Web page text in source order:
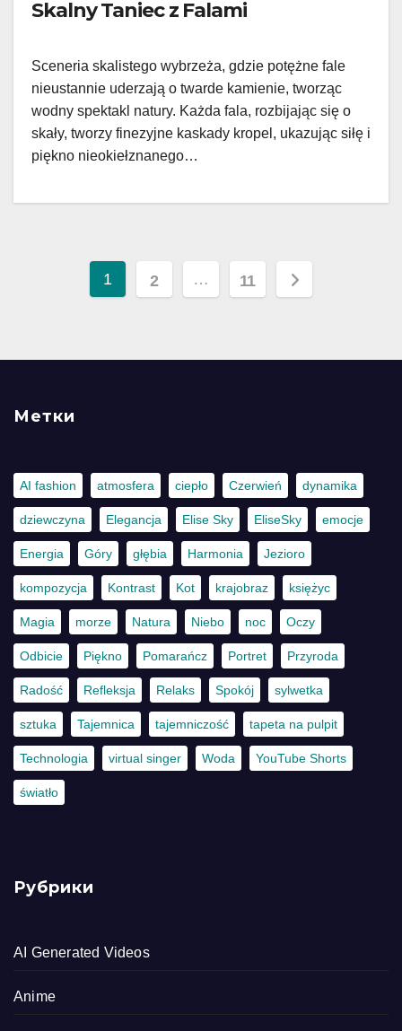
Skalny Taniec z Falami
Sceneria skalistego wybrzeża, gdzie potężne fale
nieustannie uderzają o twarde kamienie, tworząc
wodny spektakl natury. Każda fala, rozbijając się o
skały, tworzy finezyjne kaskady kropel, ukazując siłę i
piękno nieokiełznanego…
Пагинация
1 2 … 11
Метки
AI fashion atmosfera ciepło Czerwień dynamika
dziewczyna Elegancja Elise Sky EliseSky emocje
Energia Góry głębia Harmonia Jezioro
kompozycja Kontrast Kot krajobraz księżyc
Magia morze Natura Niebo noc Oczy
Odbicie Piękno Pomarańcz Portret Przyroda
Radość Refleksja Relaks Spokój sylwetka
sztuka Tajemnica tajemniczość tapeta na pulpit
Technologia virtual singer Woda YouTube Shorts
światło
Рубрики
AI Generated Videos
Anime